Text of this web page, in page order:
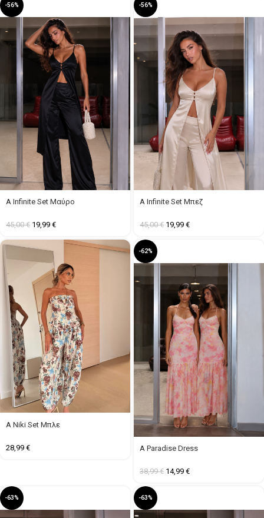
-56%
A Infinite Set Μαύρο
45,00€ 19,99 €
-56%
A Infinite Set Μπεζ
45,00€ 19,99 €
A Niki Set Μπλε
28,99 €
-62%
A Paradise Dress
38,99€ 14,99 €
-63% -63%